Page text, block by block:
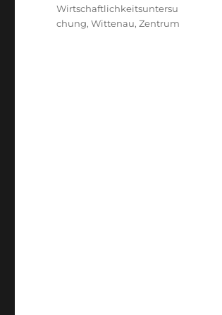
Wirtschaftlichkeitsuntersu
chung,Wittenau,Zentrum